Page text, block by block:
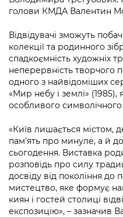
Підприємства,
Kyiv International
Річні звіти
Гендерна політика
Безбар'єрність
Київська міська
Портал Захисників
Безбар'єрність
Портал послуг
Міський застосунок
Уряд» – місцевий
Важливе під час
Про відкриті дані
Портал даних Києва
Публічні дашборди
голови КМДА Валентин
Відвідувачі зможуть
колекції та родинного
спадкоємність художніх
неперервність творчого
одного з найвідоміших
«Мир небу і землі» (1985),
особливого символічного
«Київ лишається містом,
пам’ять про минуле, а й
сьогодення. Виставка
розповідь про силу
досвіду від покоління до
мистецтво, яке формує
киян і гостей столиці
експозицію», – зазначив